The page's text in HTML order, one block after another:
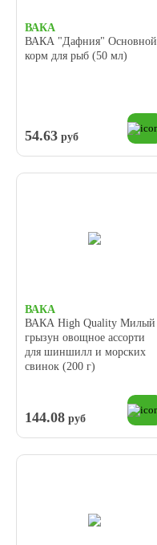
ВАКА
ВАКА "Дафния" Основной
корм для рыб (50 мл)
54.63 руб
ВАКА
ВАКА High Quality Милый
грызун овощное ассорти
для шиншилл и морских
свинок (200 г)
144.08 руб